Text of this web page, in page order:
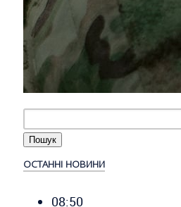
ОСТАННІ НОВИНИ
08:50